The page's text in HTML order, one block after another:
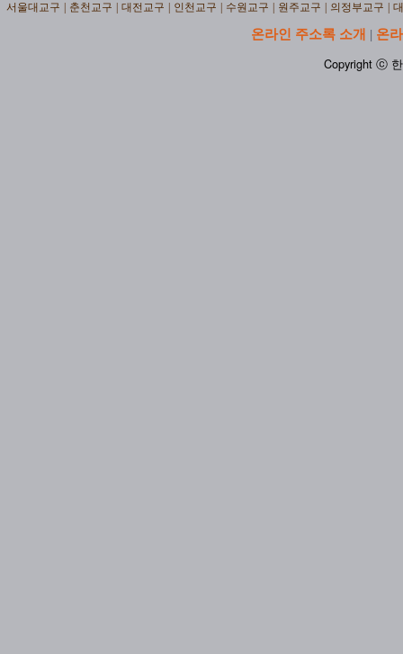
서울대교구 춘천교구 대전교구 인천교구 수원교구 원주교구 의정부교구
온라인 주소록 소개 | 온
Copyright ⓒ